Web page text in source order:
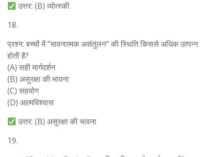
उत्तर: (B) व्योत्स्की
18.
प्रश्न: बच्चों में “भावनात्मक असंतुलन” की स्थिति किससे अधिक उत्पन्न
होती है?
(A) सही मार्गदर्शन
(B) असुरक्षा की भावना
(C) सहयोग
(D) आत्मविश्वास
उत्तर: (B) असुरक्षा की भावना
19.